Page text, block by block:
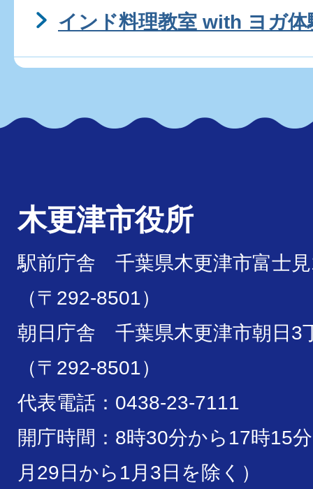
インド料理教室 with ヨガ
木更津市役所
駅前庁舎 千葉県木更津市富士
（〒292-8501）
朝日庁舎 千葉県木更津市朝日3
（〒292-8501）
代表電話：0438-23-7111
開庁時間：8時30分から17時15
月29日から1月3日を除く）